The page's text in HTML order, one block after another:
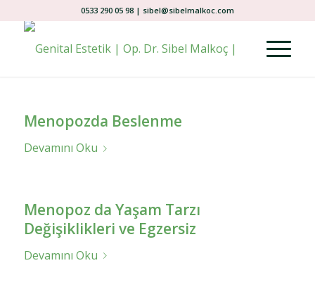
0533 290 05 98 | sibel@sibelmalkoc.com
Menopozda Beslenme
Devamını Oku
Menopoz da Yaşam Tarzı
Değişiklikleri ve Egzersiz
Devamını Oku